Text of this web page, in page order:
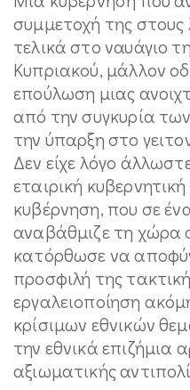
συμμετοχή της στους
τελικά στο ναυάγιο
Κυπριακού, μάλλον
επούλωση μιας
από την συγκυρία
την ύπαρξη στο
Δεν είχε λόγο
εταιρική
κυβέρνηση, που σε
αναβάθμιζε τη χώρα
κατόρθωσε να
προσφιλή της
εργαλειοποίηση
κρίσιμων εθνικών
την εθνικά επιζήμια
αξιωματικής